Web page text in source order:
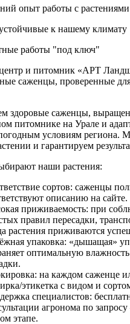
опыт работы с растениями
к нашему климату
работы "под ключ"
и питомник «АРТ
саженцы, проверенные
здоровые саженцы,
питомнике на Урале и
условиям региона.
и гарантируем
наши растения:
сортов: саженцы
описанию на сайте.
приживаемость: при
правил пересадки,
растения приживаются
упаковка: «дышащая»
оптимальную
на каждом саженце
этикетка с видом и
специалистов:
агронома по
этапе.